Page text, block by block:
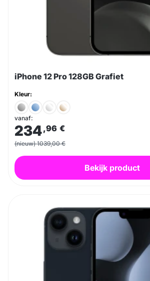
iPhone 12 Pro 128GB Grafiet
Kleur:
vanaf:
234,96 €
(nieuw) 1039,00 €
Bekijk product